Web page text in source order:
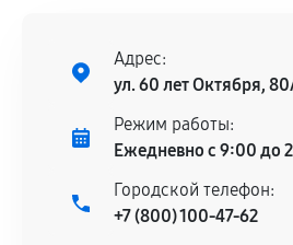
нормальной эксплуатации в
гарантийного срока.
Несоответствие
техническим
Документы для
Адрес:
ул. 60 лет Октября,
Режим работы:
Ежедневно с 9:00 до
Городской телефон:
+7 (800) 100-47-62